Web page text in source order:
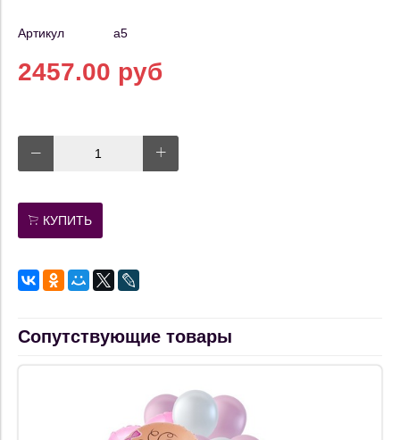
Артикул a5
2457.00 руб
КУПИТЬ
Сопутствующие товары